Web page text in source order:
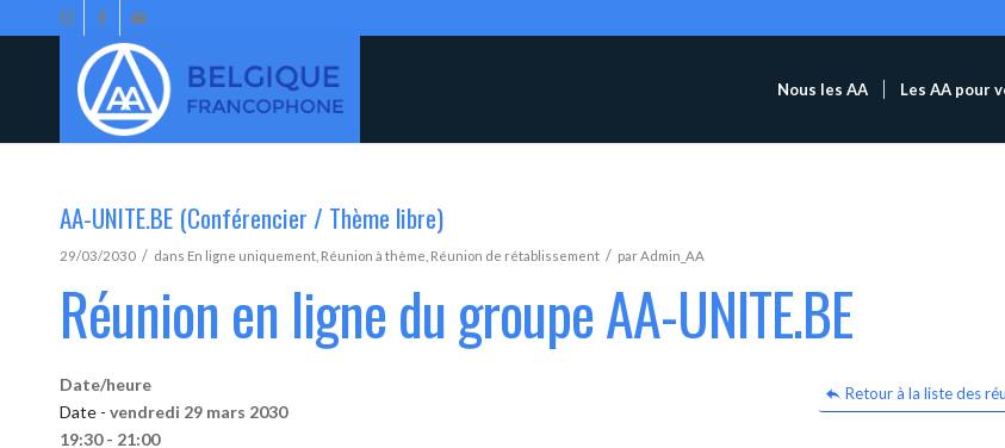
Nous les AA Les AA pour
AA-UNITE.BE (Conférencier / Thème libre)
29/03/2030 / dans En ligne uniquement Réunion à thème Réunion de rétablissement / parAdmin_AA
Réunion en ligne du groupe AA-UNITE.BE
Retour à la liste des
Date/heure
Date - vendredi 29 mars 2030
19:30 - 21:00